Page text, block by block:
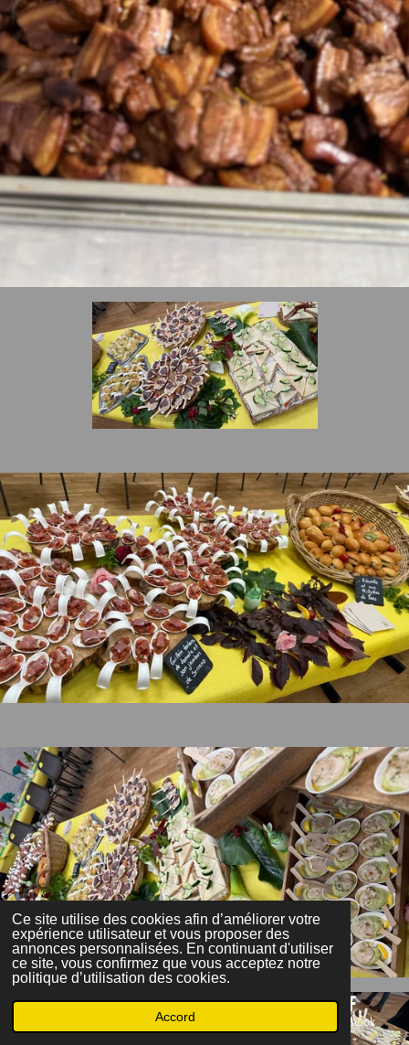
Ce site utilise des cookies afin d’améliorer votre
expérience utilisateur et vous proposer des
annonces personnalisées. En continuant d'utiliser
ce site, vous confirmez que vous acceptez notre
politique d’utilisation des cookies.
Accord
Téléphone Facebook